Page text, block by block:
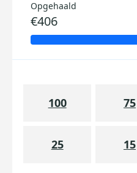
Opgehaald
€406
100 75
25 15